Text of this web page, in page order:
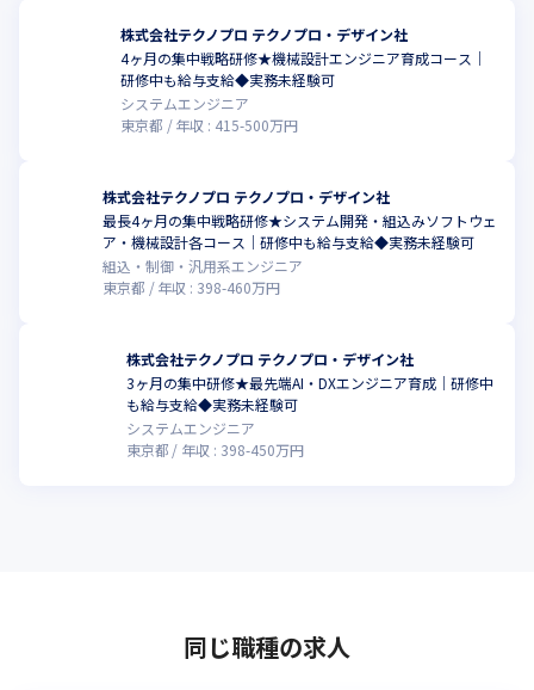
・ホンダグループ
・ソニーグループ
・トヨタグループ
・日本電気グループ
・東京エレクトロングループ
★プライム上場企業を中心に796社のお客様とお取引をしています
株式会社テクノプロ テクノプロ・デザイン社
4ヶ月の集中戦略研修★機械設計エンジニア育成コース｜
研修中も給与支給◆実務未経験可
システムエンジニア
東京都
年収 : 415-500万円
株式会社テクノプロ テクノプロ・デザイン社
最長4ヶ月の集中戦略研修★システム開発・組込みソフトウェ
ア・機械設計各コース｜研修中も給与支給◆実務未経験可
組込・制御・汎用系エンジニア
東京都
年収 : 398-460万円
株式会社テクノプロ テクノプロ・デザイン社
3ヶ月の集中研修★最先端AI・DXエンジニア育成｜研修中
も給与支給◆実務未経験可
システムエンジニア
東京都
年収 : 398-450万円
同じ職種の求人